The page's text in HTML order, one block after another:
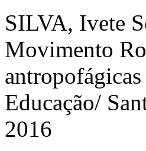
SILVA, Ivete
Movimento
Educação/
2016